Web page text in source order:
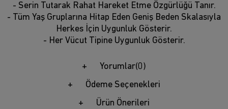
- Serin Tutarak Rahat Hareket Etme Özgürlüğü Tanır.
- Tüm Yaş Gruplarına Hitap Eden Geniş Beden Skalasıyla
Herkes İçin Uygunluk Gösterir.
- Her Vücut Tipine Uygunluk Gösterir.
Yorumlar(0)
Ödeme Seçenekleri
Ürün Önerileri